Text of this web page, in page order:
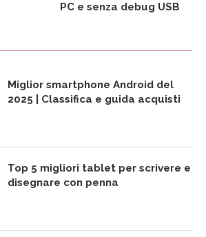
PC e senza debug USB
Miglior smartphone Android del
2025 | Classifica e guida acquisti
Top 5 migliori tablet per scrivere e
disegnare con penna